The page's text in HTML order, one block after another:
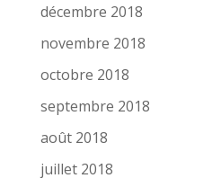
décembre 2018
novembre 2018
octobre 2018
septembre 2018
août 2018
juillet 2018